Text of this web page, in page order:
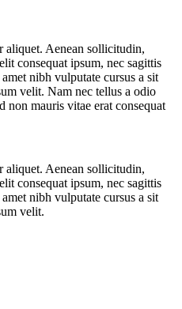
aliquet. Aenean sollicitudin,
consequat ipsum, nec sagittis
nibh vulputate cursus a sit
velit. Nam nec tellus a odio
non mauris vitae erat consequat
aliquet. Aenean sollicitudin,
consequat ipsum, nec sagittis
nibh vulputate cursus a sit
velit.